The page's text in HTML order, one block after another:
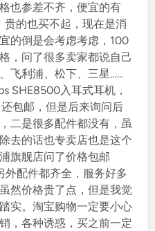
也参差不齐，便宜的有
的也买不起，现在是消
的倒是会考虑考虑，100
，问了很多卖家都说自己
飞利浦、松下、三星……
SHE8500入耳式耳机，
包邮，但是后来询问后
二是很多配件都没有，虽
去的话也专卖店也是这个
旗舰店问了价格包邮
外配件都齐全，服务好多
然价格贵了点，但是我觉
实。淘宝购物一定要小心
，各种诱惑，买之前一定